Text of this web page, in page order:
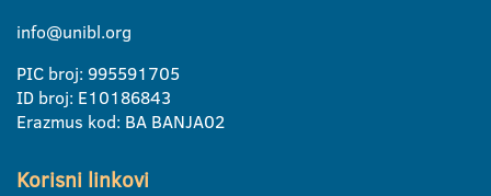
info@unibl.org
PIC broj: 995591705
ID broj: E10186843
Erazmus kod: BA BANJA02
Korisni linkovi